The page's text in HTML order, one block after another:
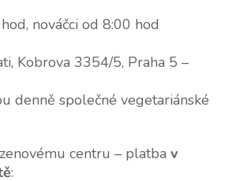
nováčci od 8:00 hod
Kobrova 3354/5, Praha 5 –
denně společné vegetariánské
zenovému centru – platba v
: